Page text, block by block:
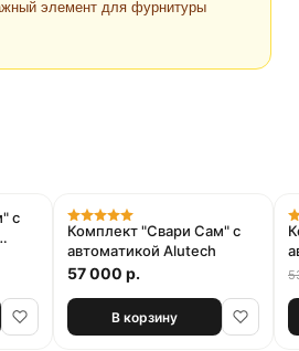
элемент для фурнитуры
с
Комплект "Свари Сам" с
автоматикой Alutech
57 000 р.
В корзину